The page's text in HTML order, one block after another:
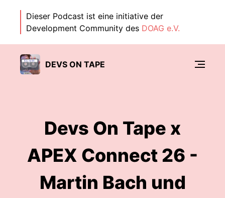
Dieser Podcast ist eine initiative der
Development Community des DOAG e.V.
DEVS ON TAPE
Devs On Tape x
APEX Connect 26 -
Martin Bach und